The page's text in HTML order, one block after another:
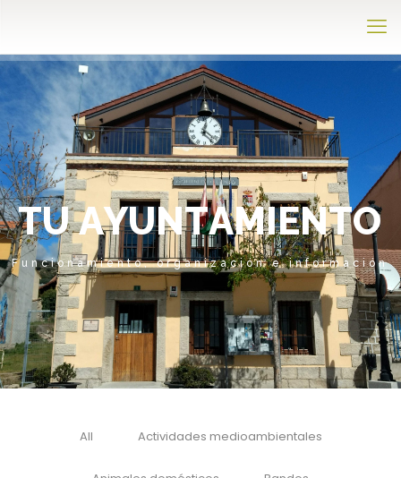
TU AYUNTAMIENTO
Funcionamiento, organización e información
All Actividades medioambientales